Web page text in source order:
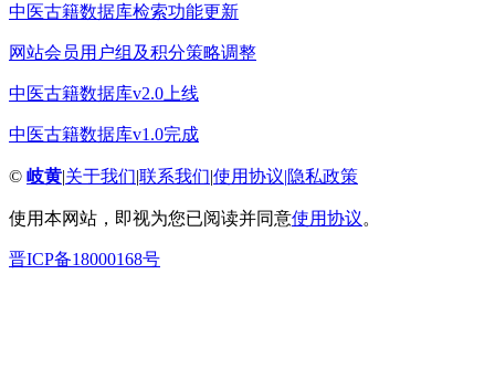
中医古籍数据库检索功能更新
网站会员用户组及积分策略调整
中医古籍数据库v2.0上线
中医古籍数据库v1.0完成
© 岐黄|关于我们|联系我们|使用协议|隐私政策
使用本网站，即视为您已阅读并同意使用协议。
晋ICP备18000168号